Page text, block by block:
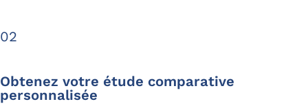
Obtenez votre étude comparative
personnalisée